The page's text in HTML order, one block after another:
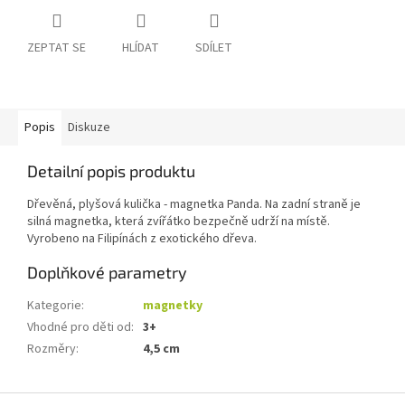
ZEPTAT SE HLÍDAT SDÍLET
Popis Diskuze
Detailní popis produktu
Dřevěná, plyšová kulička - magnetka Panda. Na zadní straně je
silná magnetka, která zvířátko bezpečně udrží na místě.
Vyrobeno na Filipínách z exotického dřeva.
Doplňkové parametry
Kategorie:
magnetky
Vhodné pro děti od: 3+
Rozměry: 4,5 cm